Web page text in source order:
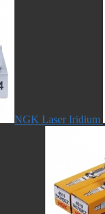
NGK Laser Iridium